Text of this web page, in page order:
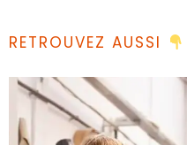
RETROUVEZ AUSSI